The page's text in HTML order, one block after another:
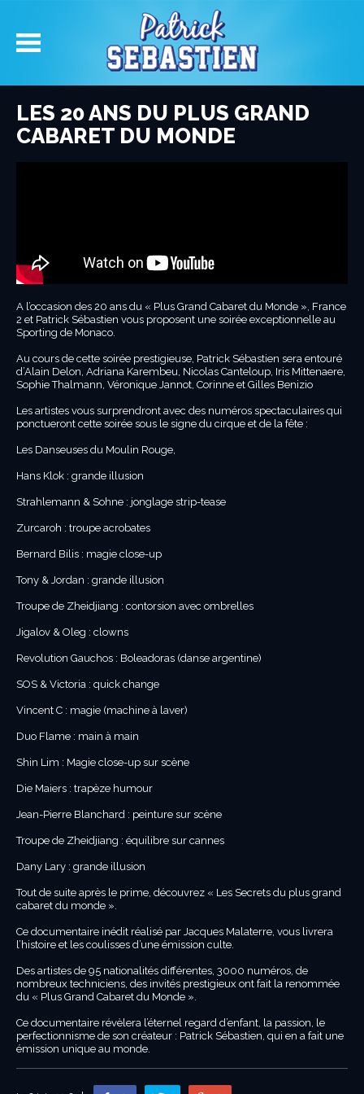
LES 20 ANS DU PLUS GRAND
CABARET DU MONDE
A l’occasion des 20 ans du « Plus Grand Cabaret du Monde », France
2 et Patrick Sébastien vous proposent une soirée exceptionnelle au
Sporting de Monaco.
Au cours de cette soirée prestigieuse, Patrick Sébastien sera entouré
d’Alain Delon, Adriana Karembeu, Nicolas Canteloup, Iris Mittenaere,
Sophie Thalmann, Véronique Jannot, Corinne et Gilles Benizio
Les artistes vous surprendront avec des numéros spectaculaires qui
ponctueront cette soirée sous le signe du cirque et de la fête :
Les Danseuses du Moulin Rouge,
Hans Klok : grande illusion
Strahlemann & Sohne : jonglage strip-tease
Zurcaroh : troupe acrobates
Bernard Bilis : magie close-up
Tony & Jordan : grande illusion
Troupe de Zheidjiang : contorsion avec ombrelles
Jigalov & Oleg : clowns
Revolution Gauchos : Boleadoras (danse argentine)
SOS & Victoria : quick change
Vincent C : magie (machine à laver)
Duo Flame : main à main
Shin Lim : Magie close-up sur scène
Die Maiers : trapèze humour
Jean-Pierre Blanchard : peinture sur scène
Troupe de Zheidjiang : équilibre sur cannes
Dany Lary : grande illusion
Tout de suite après le prime, découvrez « Les Secrets du plus grand
cabaret du monde ».
Ce documentaire inédit réalisé par Jacques Malaterre, vous livrera
l’histoire et les coulisses d’une émission culte.
Des artistes de 95 nationalités différentes, 3000 numéros, de
nombreux techniciens, des invités prestigieux ont fait la renommée
du « Plus Grand Cabaret du Monde ».
Ce documentaire révèlera l’éternel regard d’enfant, la passion, le
perfectionnisme de son créateur : Patrick Sébastien, qui en a fait une
émission unique au monde.